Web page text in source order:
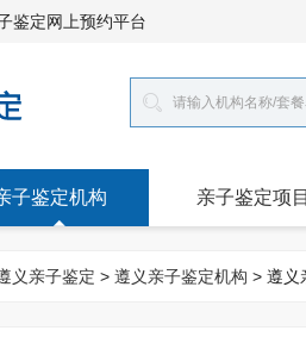
鉴定网上预约平台
子鉴定机构 亲子鉴定项目
义亲子鉴定 > 遵义亲子鉴定机构 > 遵